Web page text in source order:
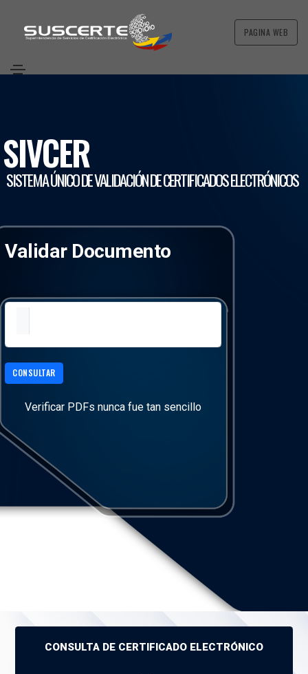
PAGINA WEB
SIVCER
SISTEMA ÚNICO DE VALIDACIÓN DE CERTIFICADOS ELECTRÓNICOS
Validar Documento
CONSULTAR
Verificar PDFs nunca fue tan sencillo
CONSULTA DE CERTIFICADO ELECTRÓNICO